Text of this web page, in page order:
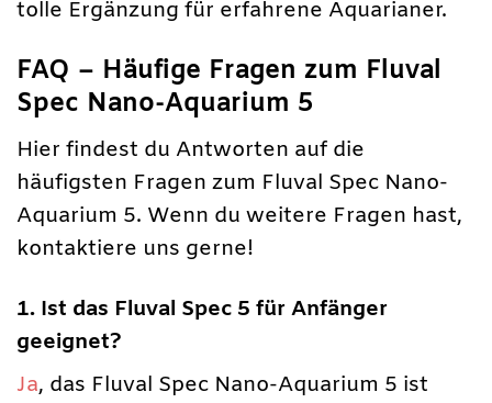
tolle Ergänzung für erfahrene Aquarianer.
FAQ – Häufige Fragen zum Fluval
Spec Nano-Aquarium 5
Hier findest du Antworten auf die
häufigsten Fragen zum Fluval Spec Nano-
Aquarium 5. Wenn du weitere Fragen hast,
kontaktiere uns gerne!
1. Ist das Fluval Spec 5 für Anfänger
geeignet?
Ja, das Fluval Spec Nano-Aquarium 5 ist